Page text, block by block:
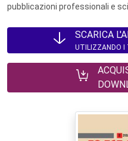
pubblicazioni professionali e
SCARICA
UTILIZZANDO I